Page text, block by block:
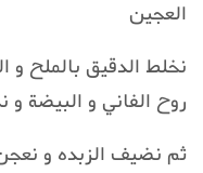
العجين
نخلط الدقيق بالملح
روح الفاني و البيضة
ثم نضيف الزبده و